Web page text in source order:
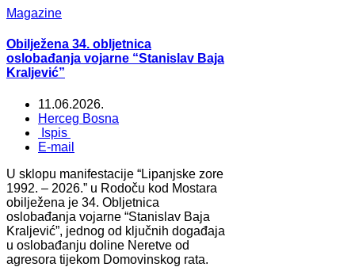
Magazine
Obilježena 34. obljetnica
oslobađanja vojarne “Stanislav Baja
Kraljević”
11.06.2026.
Herceg Bosna
Ispis
E-mail
U sklopu manifestacije “Lipanjske zore
1992. – 2026.” u Rodoču kod Mostara
obilježena je 34. Obljetnica
oslobađanja vojarne “Stanislav Baja
Kraljević”, jednog od ključnih događaja
u oslobađanju doline Neretve od
agresora tijekom Domovinskog rata.